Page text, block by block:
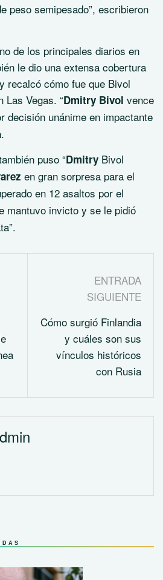
peso semipesado”, escribieron
de los principales diarios en
le dio una extensa cobertura
recalcó cómo fue que Bivol
Las Vegas. “Dmitry Bivol vence
decisión unánime en impactante
puso “Dmitry Bivol
en gran sorpresa para el
en 12 asaltos por el
mantuvo invicto y se le pidió
ENTRADA
SIGUIENTE
Cómo surgió Finlandia
y cuáles son sus
vínculos históricos
con Rusia